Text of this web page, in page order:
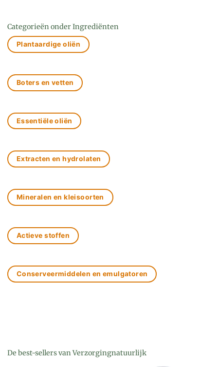
Categorieën onder Ingrediënten
Plantaardige oliën
Boters en vetten
Essentiële oliën
Extracten en hydrolaten
Mineralen en kleisoorten
Actieve stoffen
Conserveermiddelen en emulgatoren
De best-sellers van Verzorgingnatuurlijk